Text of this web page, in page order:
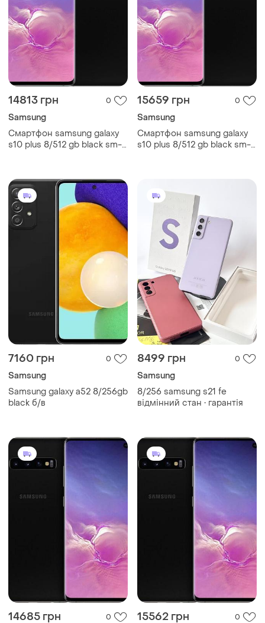
14813 грн 0
Samsung
Смартфон samsung galaxy
s10 plus 8/512 gb black sm-
15659 грн 0
Samsung
Смартфон samsung galaxy
s10 plus 8/512 gb black sm-
7160 грн 0
Samsung
Samsung galaxy a52 8/256gb
black б/в
8499 грн 0
Samsung
8/256 samsung s21 fe
відмінний стан • гарантія
14685 грн 0 15562 грн 0